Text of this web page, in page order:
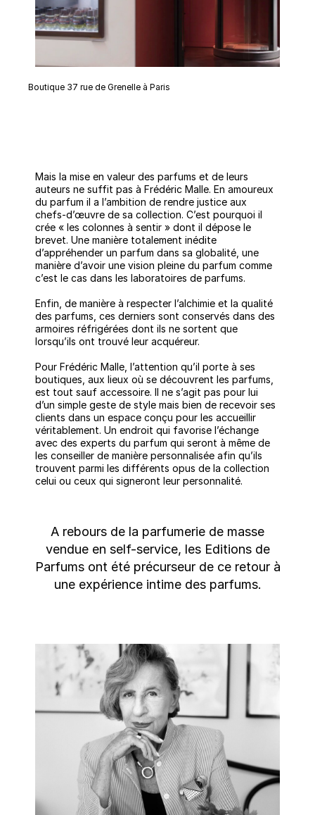
Boutique 37 rue de Grenelle à Paris
Mais la mise en valeur des parfums et de leurs
auteurs ne suffit pas à Frédéric Malle. En amoureux
du parfum il a l’ambition de rendre justice aux
chefs-d’œuvre de sa collection. C’est pourquoi il
crée « les colonnes à sentir » dont il dépose le
brevet. Une manière totalement inédite
d’appréhender un parfum dans sa globalité, une
manière d’avoir une vision pleine du parfum comme
c’est le cas dans les laboratoires de parfums.
Enfin, de manière à respecter l’alchimie et la qualité
des parfums, ces derniers sont conservés dans des
armoires réfrigérées dont ils ne sortent que
lorsqu’ils ont trouvé leur acquéreur.
Pour Frédéric Malle, l’attention qu’il porte à ses
boutiques, aux lieux où se découvrent les parfums,
est tout sauf accessoire. Il ne s’agit pas pour lui
d’un simple geste de style mais bien de recevoir ses
clients dans un espace conçu pour les accueillir
véritablement. Un endroit qui favorise l’échange
avec des experts du parfum qui seront à même de
les conseiller de manière personnalisée afin qu’ils
trouvent parmi les différents opus de la collection
celui ou ceux qui signeront leur personnalité.
A rebours de la parfumerie de masse
vendue en self-service, les Editions de
Parfums ont été précurseur de ce retour à
une expérience intime des parfums.